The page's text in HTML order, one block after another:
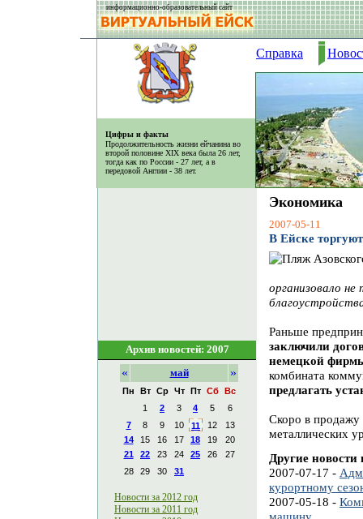
информационно-образовательный сайт
Цифры и факты
Продолжительность жизни ейчанина во
второй половине XIX века была 26 лет,
тогда как по России - 27 лет, а в
передовой Англии - 38 лет.
Справка
Экономика
2007-05-11
В Ейске
организовало
Раньше
заключили
немецкой
комбината
предлагать
Скоро в продажу
металлических
Другие новости
2007-07-17 -
курортному
2007-05-18 -
машину
Архив новостей: 2007
« май »
Пн Вт Ср Чт Пт Сб
Вс
1
2 3 4 5
6
7
8 9 10 11 12
13
14
15 16 17 18 19
20
21
22 23 24 25 26
27
28
29 30 31
Новости за 2012 год
Новости за 2011 год